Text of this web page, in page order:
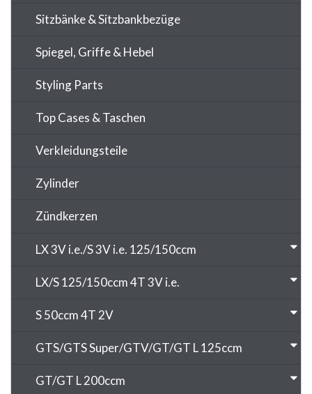
Sitzbänke & Sitzbankbezüge
Spiegel, Griffe & Hebel
Styling Parts
Top Cases & Taschen
Verkleidungsteile
Zylinder
Zündkerzen
LX 3V i.e./S 3V i.e. 125/150ccm
LX/S 125/150ccm 4T 3V i.e.
S 50ccm 4T 2V
GTS/GTS Super/GTV/GT/GT L 125ccm
GT/GT L 200ccm